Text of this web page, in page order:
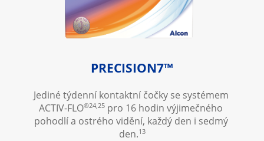
PRECISION7™
Jediné týdenní kontaktní čočky se systémem
ACTIV-FLO®24,25 pro 16 hodin výjimečného
pohodlí a ostrého vidění, každý den i sedmý
den.13